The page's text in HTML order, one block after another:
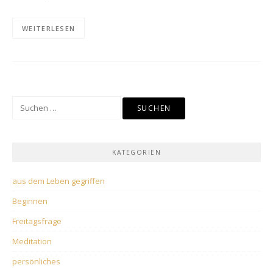
WEITERLESEN
Suche
KATEGORIEN
aus dem Leben gegriffen
Beginnen
Freitagsfrage
Meditation
persönliches